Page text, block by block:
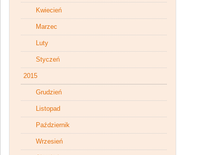
Kwiecień
Marzec
Luty
Styczeń
2015
Grudzień
Listopad
Październik
Wrzesień